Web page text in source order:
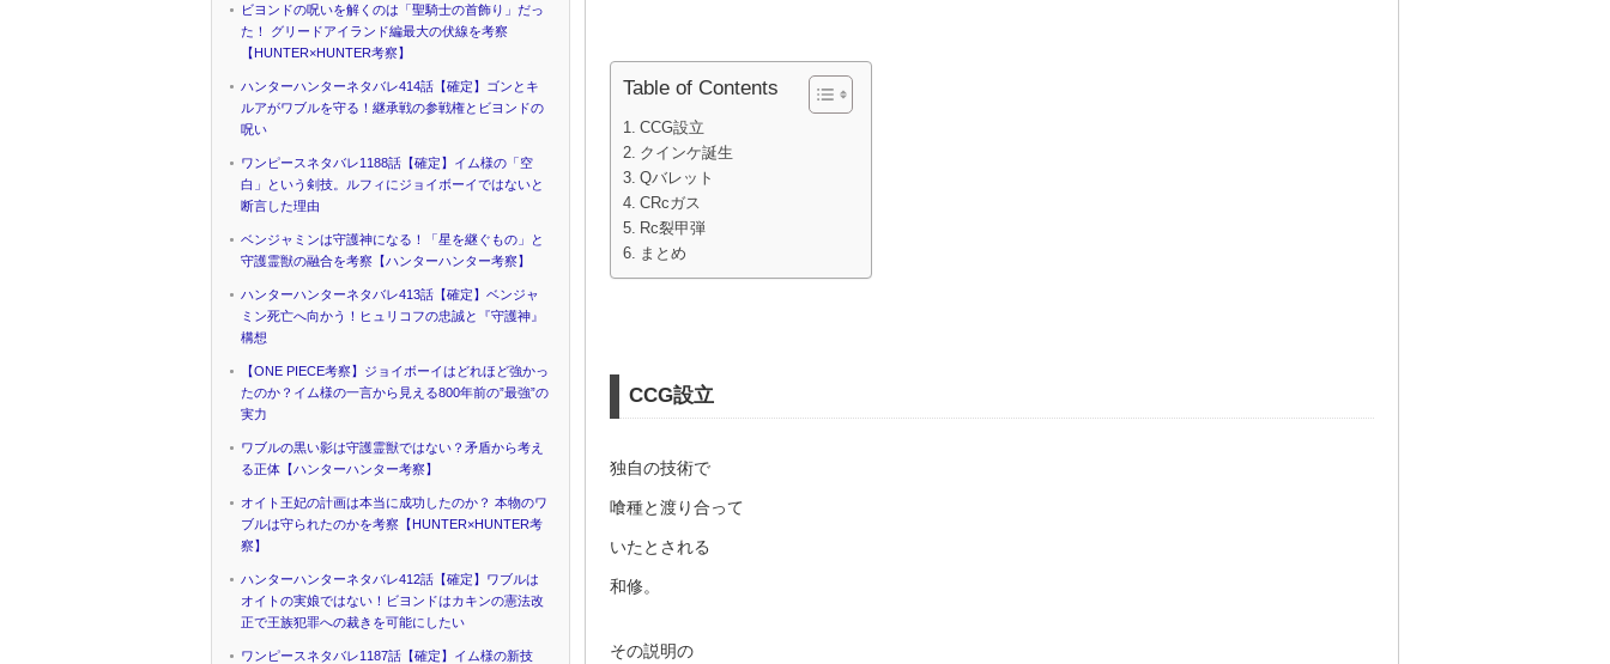
Table of Contents
CCG設立
クインケ誕生
Qバレット
CRcガス
Rc裂甲弾
まとめ
CCG設立
独自の技術で
喰種と渡り合って
いたとされる
和修。
その説明の
ビヨンドの呪いを解くのは「聖騎士の首飾り」だっ
た！ グリードアイランド編最大の伏線を考察
【HUNTER×HUNTER考察】
ハンターハンターネタバレ414話【確定】ゴンとキ
ルアがワブルを守る！継承戦の参戦権とビヨンドの
呪い
ワンピースネタバレ1188話【確定】イム様の「空
白」という剣技。ルフィにジョイボーイではないと
断言した理由
ベンジャミンは守護神になる！「星を継ぐもの」と
守護霊獣の融合を考察【ハンターハンター考察】
ハンターハンターネタバレ413話【確定】ベンジャ
ミン死亡へ向かう！ヒュリコフの忠誠と『守護神』
構想
【ONE PIECE考察】ジョイボーイはどれほど強かっ
たのか？イム様の一言から見える800年前の”最強”の
実力
ワブルの黒い影は守護霊獣ではない？矛盾から考え
る正体【ハンターハンター考察】
オイト王妃の計画は本当に成功したのか？ 本物のワ
ブルは守られたのかを考察【HUNTER×HUNTER考
察】
ハンターハンターネタバレ412話【確定】ワブルは
オイトの実娘ではない！ビヨンドはカキンの憲法改
正で王族犯罪への裁きを可能にしたい
ワンピースネタバレ1187話【確定】イム様の新技